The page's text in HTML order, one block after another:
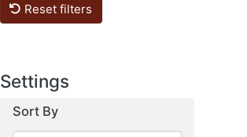
Reset filters
Settings
Sort By